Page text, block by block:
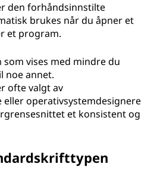
den forhåndsinnstilte
brukes når du åpner et
et program.
vises med mindre du
noe annet.
ofte valgt av
operativsystemdesignere
et konsistent og